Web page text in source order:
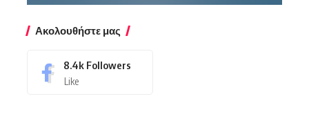
Ακολουθήστε μας
8.4k Followers
Like